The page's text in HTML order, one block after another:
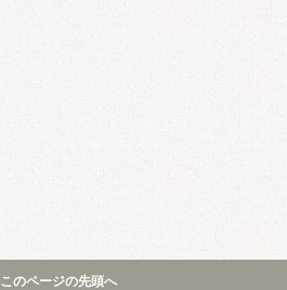
このページの先頭へ